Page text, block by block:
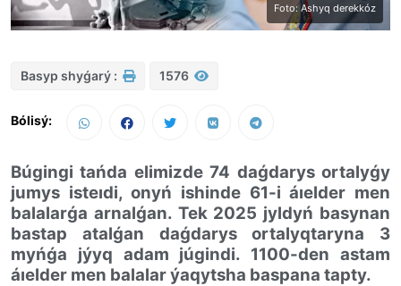
Foto: Ashyq derekkóz
Basyp shyǵarý : 1576
Bólisý:
Búgingi tańda elimizde 74 daǵdarys ortalyǵy
jumys isteıdi, onyń ishinde 61-i áıelder men
balalarǵa arnalǵan. Tek 2025 jyldyń basynan
bastap atalǵan daǵdarys ortalyqtaryna 3
myńǵa jýyq adam júgindi. 1100-den astam
áıelder men balalar ýaqytsha baspana tapty.